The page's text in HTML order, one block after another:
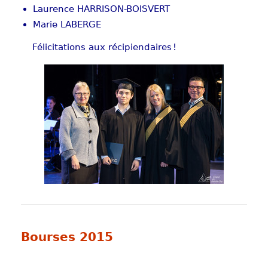
Laurence HARRISON-BOISVERT
Marie LABERGE
Félicitations aux récipiendaires !
Bourses 2015